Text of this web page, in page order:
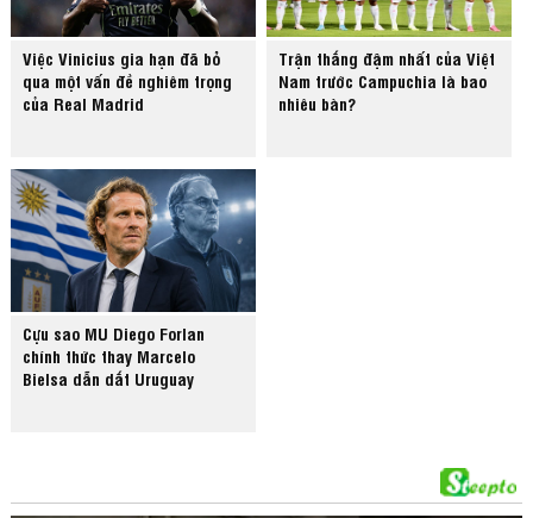
Việc Vinicius gia hạn đã bỏ
qua một vấn đề nghiêm trọng
của Real Madrid
Trận thắng đậm nhất của Việt
Nam trước Campuchia là bao
nhiêu bàn?
Cựu sao MU Diego Forlan
chính thức thay Marcelo
Bielsa dẫn dắt Uruguay